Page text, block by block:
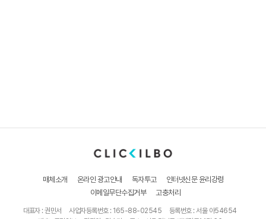
매체소개 온라인 광고안내 독자투고
인터넷신문 윤리강령
이메일무단수집거부
고충처리
대표자 : 권민서 사업자등록번호 : 165-88-02545
등록번호 : 서울 아54654